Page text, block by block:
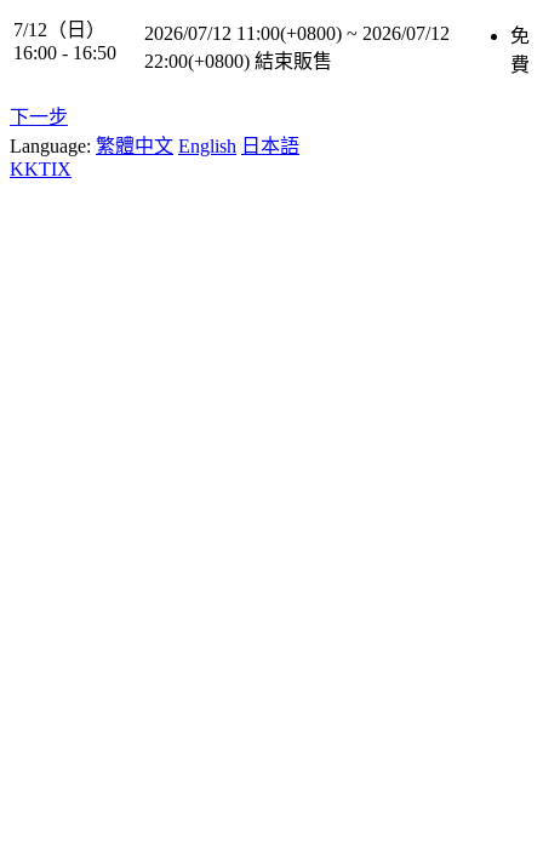
7/12（日）
16:00 - 16:50
2026/07/12 11:00(+0800) ~ 2026/07/12
22:00(+0800) 結束販售
免
費
下一步
Language: 繁體中文 English 日本語
KKTIX